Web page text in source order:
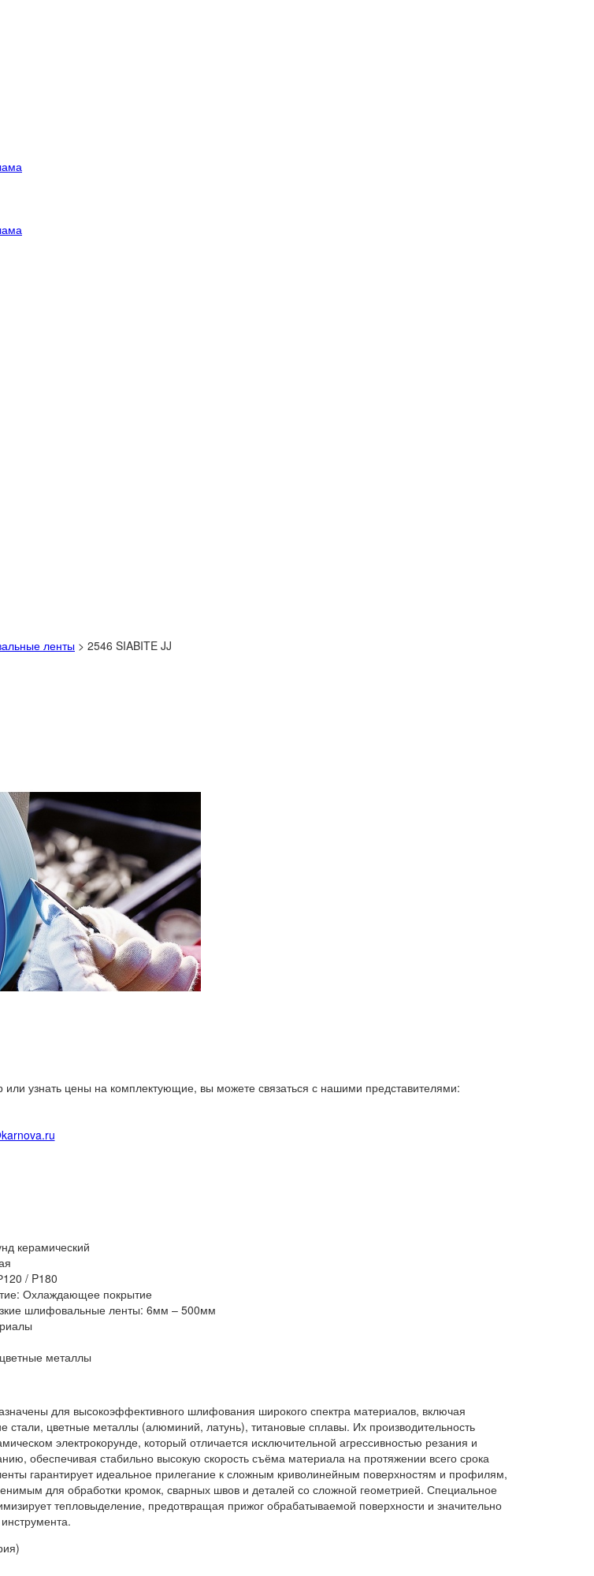
ленты > 2546 SIABITE JJ
или узнать цены на комплектующие, вы можете связаться с нашими представителями:
керамический
/ P180
Охлаждающее покрытие
шлифовальные ленты: 6мм – 500мм
металлы
для высокоэффективного шлифования широкого спектра материалов, включая
цветные металлы (алюминий, латунь), титановые сплавы. Их производительность
электрокорунде, который отличается исключительной агрессивностью резания и
обеспечивая стабильно высокую скорость съёма материала на протяжении всего срока
гарантирует идеальное прилегание к сложным криволинейным поверхностям и профилям,
для обработки кромок, сварных швов и деталей со сложной геометрией. Специальное
тепловыделение, предотвращая прижог обрабатываемой поверхности и значительно